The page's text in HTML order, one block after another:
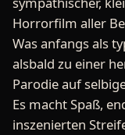
Horrorfilm aller
Was anfangs als
alsbald zu einer
Parodie auf
Es macht Spaß,
inszenierten